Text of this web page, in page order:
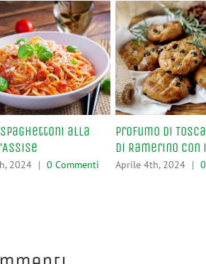
alla
2024 | 0 Commenti
Profumo di
di Ramerino con
Aprile 4th, 2024 |